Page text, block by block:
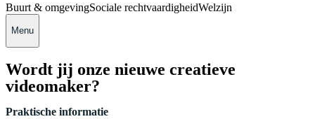
Buurt & omgevingSociale rechtvaardigheidWelzijn
Menu
Wordt jij onze nieuwe creatieve
videomaker?
Praktische informatie